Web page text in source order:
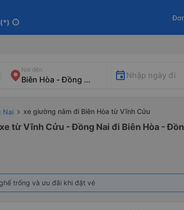
info
Nơi đến
Nhập ngày đi
Nai xe giường nằm đi Biên Hòa từ Vĩnh Cửu
từ Vĩnh Cửu - Đồng Nai đi Biên Hòa -
trống và ưu đãi khi đặt vé